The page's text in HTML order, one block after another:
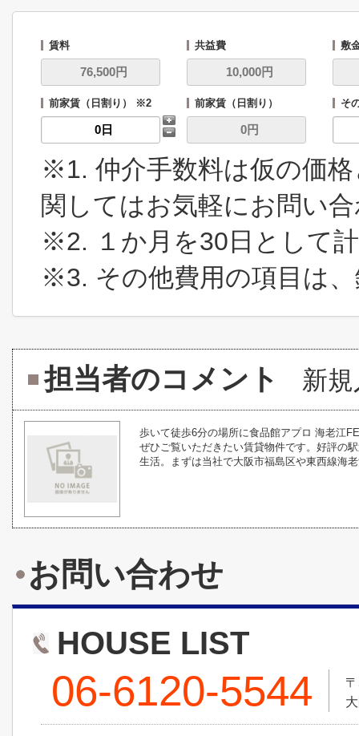
賃料 共益費 敷
前家賃（日割り） ※2 前家賃（日割り） そ
※1. 仲介手数料は仮の価
関してはお気軽にお問い
※2. １か月を30日として
※3. その他費用の項目は
担当者のコメント 新
歩いて徒歩6分の場所に食品館アプロ 海老江
ぜひご覧いただきたい賃貸物件です。好評の
生活。まずは当社で大阪市福島区や東西線海
お問い合わせ
HOUSE LIST
06-6120-5544